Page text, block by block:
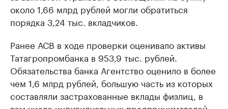
около 1,66 млрд рублей могли обратиться
порядка 3,24 тыс. вкладчиков.
Ранее АСВ в ходе проверки оценивало активы
Татагропромбанка в 953,9 тыс. рублей.
Обязательства банка Агентство оценило в более
чем 1,6 млрд рублей, большую часть из которых
составляли застрахованные вклады физлиц, в